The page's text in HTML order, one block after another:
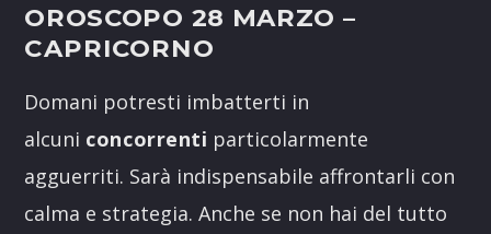
OROSCOPO 28 MARZO –
CAPRICORNO
Domani potresti imbatterti in
alcuni concorrenti particolarmente
agguerriti. Sarà indispensabile affrontarli con
calma e strategia. Anche se non hai del tutto